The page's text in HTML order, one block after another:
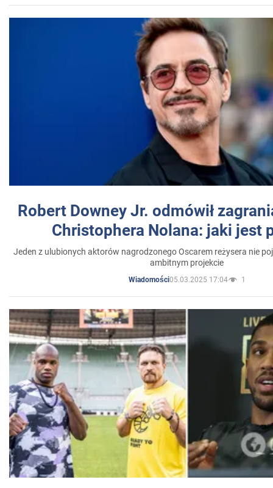
Robert Downey Jr. odmówił
Christophera Nolana: jaki jest
Jeden z ulubionych aktorów nagrodzonego Oscarem reżysera nie
ambitnym projekcie
Wiadomości05.03.2025 17:04 1